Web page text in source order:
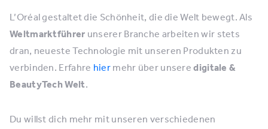
L’Oréal gestaltet die Schönheit, die die Welt bewegt. Als
Weltmarktführer unserer Branche arbeiten wir stets
dran, neueste Technologie mit unseren Produkten zu
verbinden. Erfahre hiermehr über unseredigitale &
BeautyTech Welt.
Du willst dich mehr mit unseren verschiedenen